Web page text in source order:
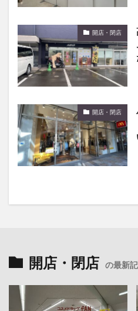
開店・閉店
開店・閉店
開店・閉店 の最新